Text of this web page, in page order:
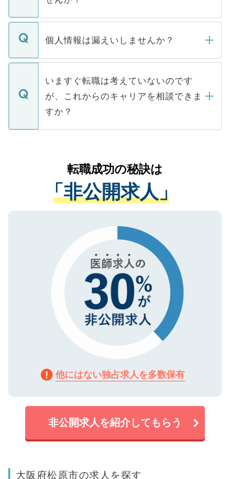
下記の理由によって、一般には公開してい
ません。
■応募殺到を避けるため 人気のある医療機
関を公にしてしまうと、応募が殺到する場
に、医療機関が求める条件に合った人材の
みを人材紹介会社に依頼するケースが増え
ています。
転職・入職を強要することは一切ありませ
ん。また、仮に応募先から内定をいただい
定を承諾する必要はありません。内定先へ
の辞退の連絡はキャリアパートナーが行い
個人情報は漏えいしませんか？
個人情報が漏えいすることはありませんの
で、ご安心ください。当サイトからの登録
などで収集したご登録者様の個人情報は、
ご本人のキャリアアップおよび転職活動の
支援を目的に使用いたします。お預かりし
ているすべての個人データはご本人の許可
は、個人情報の取り扱いについての厳密な
管理基準を満たした事業者のみに付与され
る、プライバシーマークを取得済みです。
で、機密保持に関してもご安心ください。
いますぐ転職は考えていないのです
が、これからのキャリアを相談できま
すか？
かがいして、現在の医療機関の状況や紹介
経験をまじえながら、適切なアドバイスを
させていただきます。すぐにご転職をされ
ない方には、長期的なサポートが可能です
ので、まずはご登録ください。
転職成功の秘訣は
「非公開求人」
他にはない独占求人を多数保有
非公開求人を紹介してもらう
大阪府松原市の求人を探す